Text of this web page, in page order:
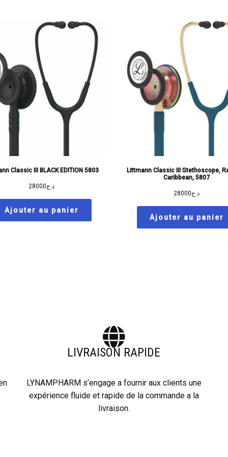
Classic III BLACK EDITION 5803
د.ج28000
Ajouter au panier
Littmann Classic III Stethoscope,
Caribbean, 5807
د.ج28000
Ajouter au panier
LIVRAISON RAPIDE
LYNAMPHARM s’engage a fournir aux clients une
expérience fluide et rapide de la commande a la
livraison.